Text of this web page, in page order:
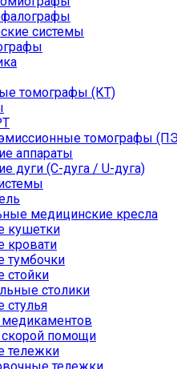
системы
томографы (КТ)
томографы
аппараты
дуги (С-дуга / U-дуга)
медицинские кресла
кушетки
кровати
тумбочки
стойки
столики
стулья
помощи
тележки